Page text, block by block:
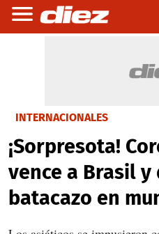
INTERNACIONALES
¡Sorpresota!
vence a Brasil
batacazo en